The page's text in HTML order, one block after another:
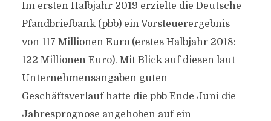
Im ersten Halbjahr 2019 erzielte die Deutsche
Pfandbriefbank (pbb) ein Vorsteuerergebnis
von 117 Millionen Euro (erstes Halbjahr 2018:
122 Millionen Euro). Mit Blick auf diesen laut
Unternehmensangaben guten
Geschäftsverlauf hatte die pbb Ende Juni die
Jahresprognose angehoben auf ein